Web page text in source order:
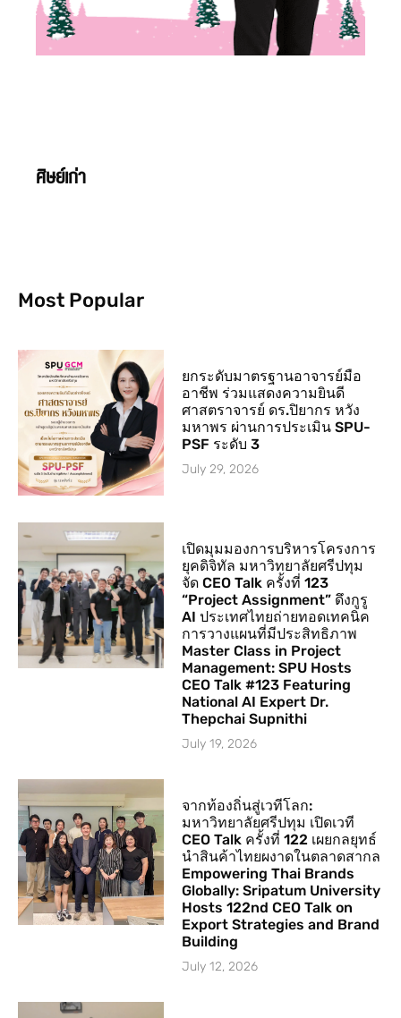
ศิษย์เก่า
Most Popular
ยกระดับมาตรฐานอาจารย์มือ
อาชีพ ร่วมแสดงความยินดี
ศาสตราจารย์ ดร.ปิยากร หวัง
มหาพร ผ่านการประเมิน SPU-
PSF ระดับ 3
July 29, 2026
เปิดมุมมองการบริหารโครงการ
ยุคดิจิทัล มหาวิทยาลัยศรีปทุม
จัด CEO Talk ครั้งที่ 123
“Project Assignment” ดึงกูรู
AI ประเทศไทยถ่ายทอดเทคนิค
การวางแผนที่มีประสิทธิภาพ
Master Class in Project
Management: SPU Hosts
CEO Talk #123 Featuring
National AI Expert Dr.
Thepchai Supnithi
July 19, 2026
จากท้องถิ่นสู่เวทีโลก:
มหาวิทยาลัยศรีปทุม เปิดเวที
CEO Talk ครั้งที่ 122 เผยกลยุทธ์
นำสินค้าไทยผงาดในตลาดสากล
Empowering Thai Brands
Globally: Sripatum University
Hosts 122nd CEO Talk on
Export Strategies and Brand
Building
July 12, 2026